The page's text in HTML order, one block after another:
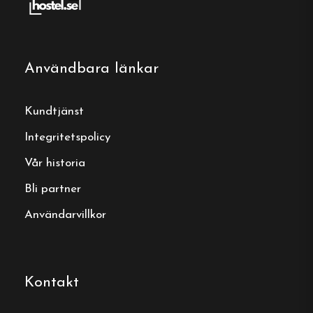
E-post:
Webbplats:
Boka ditt boende
Användbara länkar
Kundtjänst
Integritetspolicy
Vår historia
Bli partner
Användarvillkor
Kontakt